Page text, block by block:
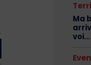
Ma
voi…